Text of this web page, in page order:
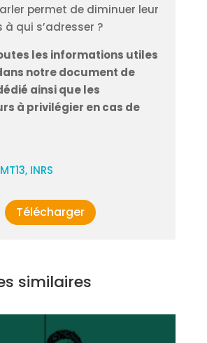
permet de diminuer leur
qui s’adresser ?
les informations utiles
notre document de
ainsi que les
à privilégier en cas de
INRS
Télécharger
similaires